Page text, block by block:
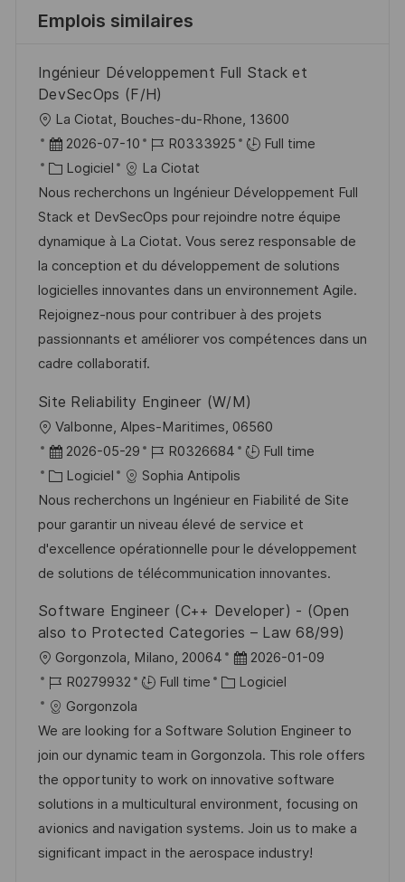
Emplois similaires
Ingénieur Développement Full Stack et
DevSecOps (F/H)
o
c
a
l
i
s
a
t
i
o
La Ciotat, Bouches-du-Rhone, 13600
D
a
t
e
d
a
f
f
i
h
a
g
e
2026-07-10
R
é
f
é
r
e
n
c
e
p
o
s
t
e
R0333925
Full time
C
a
t
é
g
o
r
i
e
Logiciel
La Ciotat
Nous recherchons un Ingénieur Développement Full
Stack et DevSecOps pour rejoindre notre équipe
dynamique à La Ciotat. Vous serez responsable de
la conception et du développement de solutions
logicielles innovantes dans un environnement Agile.
Rejoignez-nous pour contribuer à des projets
passionnants et améliorer vos compétences dans un
cadre collaboratif.
Site Reliability Engineer (W/M)
o
c
a
l
i
s
t
o
Valbonne, Alpes-Maritimes, 06560
D
a
t
e
d
’
f
c
h
2026-05-29
R
é
f
é
r
e
c
u
R0326684
Full time
C
a
t
é
g
r
Logiciel
Sophia Antipolis
Nous recherchons un Ingénieur en Fiabilité de Site
pour garantir un niveau élevé de service et
d'excellence opérationnelle pour le développement
de solutions de télécommunication innovantes.
Software Engineer (C++ Developer) - (Open
also to Protected Categories – Law 68/99)
o
c
a
l
i
s
a
t
Gorgonzola, Milano, 20064
D
a
e
d
’
a
f
f
2026-01-09
R
é
f
é
r
e
n
c
R0279932 Full time
C
t
é
g
o
r
i
Logiciel
Gorgonzola
We are looking for a Software Solution Engineer to
join our dynamic team in Gorgonzola. This role offers
the opportunity to work on innovative software
solutions in a multicultural environment, focusing on
avionics and navigation systems. Join us to make a
significant impact in the aerospace industry!